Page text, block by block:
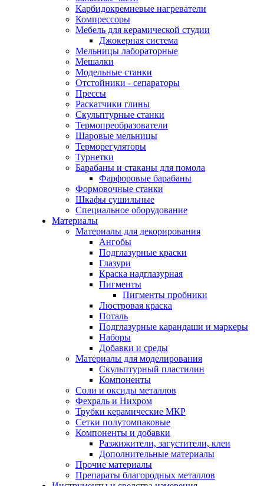
Карбидокремневые нагреватели
Компрессоры
Мебель для керамической студии
Джокерная система
Мельницы лабораторные
Мешалки
Модельные станки
Отстойники - сепараторы
Прессы
Раскатчики глины
Скульптурные станки
Термопреобразователи
Шаровые мельницы
Терморегуляторы
Турнетки
Барабаны и стаканы для помола
Фарфоровые барабаны
Формовочные станки
Шкафы сушильные
Специальное оборудование
Материалы
Материалы для декорирования
Ангобы
Подглазурные краски
Глазури
Краска надглазурная
Пигменты
Пигменты пробники
Люстровая краска
Поталь
Подглазурные карандаши и маркеры
Наборы
Добавки и среды
Материалы для моделирования
Скульптурный пластилин
Компоненты
Соли и оксиды металлов
Фехраль и Нихром
Трубки керамические МКР
Сетки полутомпаковые
Компоненты и добавки
Разжижители, загустители, клеи
Дополнительные материалы
Прочие материалы
Препараты благородных металлов